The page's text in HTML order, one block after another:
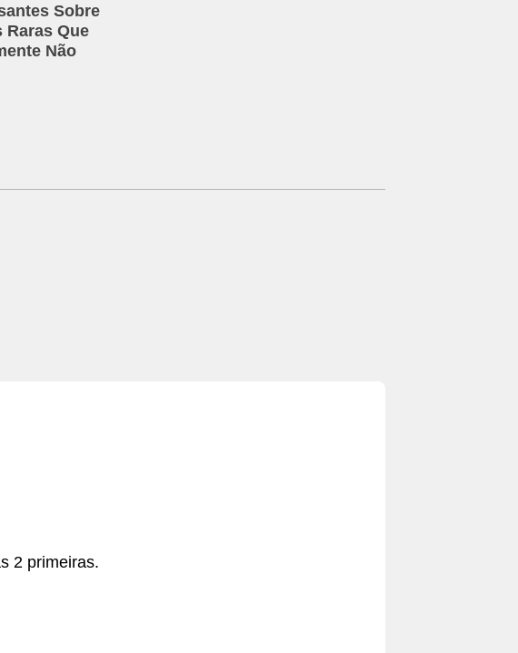
Sobre
Raras Que
Não
2 primeiras.